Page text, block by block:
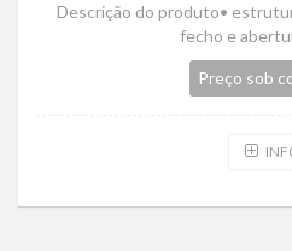
Descrição do produto•
fecho e
Preço sob